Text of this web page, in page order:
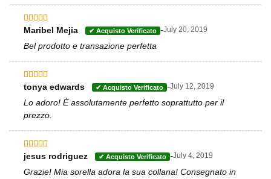
Valutato
5
Maribel Mejia -July 20, 2019
Bel prodotto e transazione perfetta
Valutato
tonya edwards -July 12, 2019
Lo adoro! È assolutamente perfetto soprattutto per il
prezzo.
Valutato5
jesus rodriguez -July 4, 2019
Grazie! Mia sorella adora la sua collana! Consegnato in